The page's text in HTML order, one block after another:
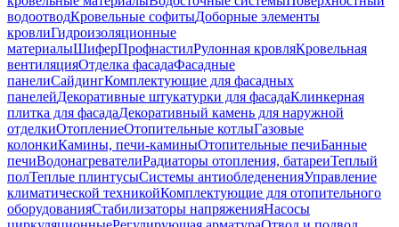
водоотводКровельные софитыДоборные элементы
кровлиГидроизоляционные
материалыШиферПрофнастилРулонная кровляКровельная
вентиляцияОтделка фасадаФасадные
панелиСайдингКомплектующие для фасадных
панелейДекоративные штукатурки для фасадаКлинкерная
плитка для фасадаДекоративный камень для наружной
отделкиОтоплениеОтопительные котлыГазовые
колонкиКамины, печи-каминыОтопительные печиБанные
печиВодонагревателиРадиаторы отопления, батареиТеплый
полТеплые плинтусыСистемы антиобледененияУправление
климатической техникойКомплектующие для отопительного
оборудованияСтабилизаторы напряженияНасосы